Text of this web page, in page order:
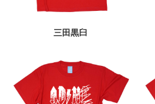
三田黒臼